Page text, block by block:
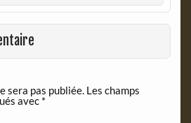
sera pas publiée. Les champs
avec *